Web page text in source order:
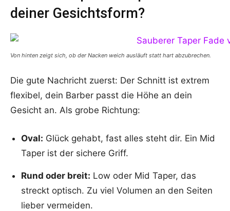
deiner Gesichtsform?
Von hinten zeigt sich, ob der Nacken weich ausläuft statt hart abzubrechen.
Die gute Nachricht zuerst: Der Schnitt ist extrem
flexibel, dein Barber passt die Höhe an dein
Gesicht an. Als grobe Richtung:
Oval: Glück gehabt, fast alles steht dir. Ein Mid
Taper ist der sichere Griff.
Rund oder breit: Low oder Mid Taper, das
streckt optisch. Zu viel Volumen an den Seiten
lieber vermeiden.